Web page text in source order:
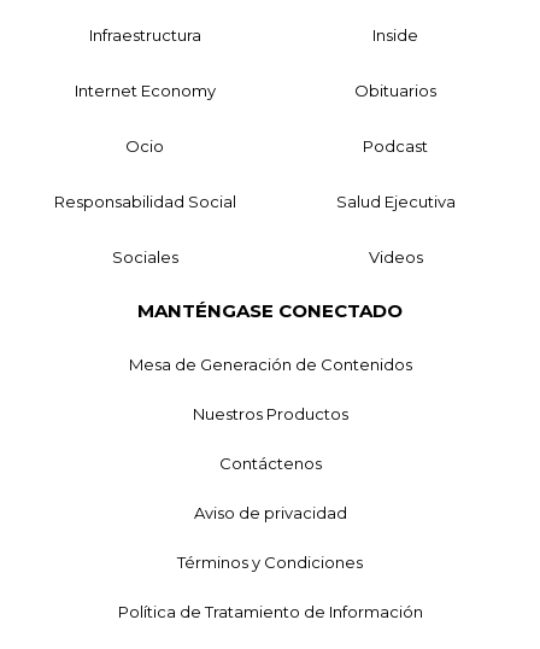
Infraestructura Inside
Internet Economy Obituarios
Ocio Podcast
Responsabilidad Social Salud Ejecutiva
Sociales Videos
MANTÉNGASE CONECTADO
Mesa de Generación de Contenidos
Nuestros Productos
Contáctenos
Aviso de privacidad
Términos y Condiciones
Política de Tratamiento de Información